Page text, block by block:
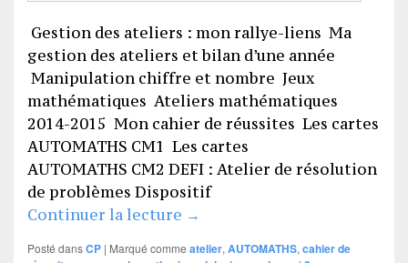
Gestion des ateliers : mon rallye-liens Ma
gestion des ateliers et bilan d’une année
Manipulation chiffre et nombre Jeux
mathématiques Ateliers mathématiques
2014-2015 Mon cahier de réussites Les cartes
AUTOMATHS CM1 Les cartes
AUTOMATHS CM2 DEFI : Atelier de résolution
de problèmes Dispositif
Continuer la lecture Mathématiques
→
Posté dansCP | Marqué comme atelier, AUTOMATHS, cahier de